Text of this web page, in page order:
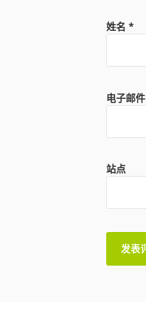
姓名 *
电子邮件
站点